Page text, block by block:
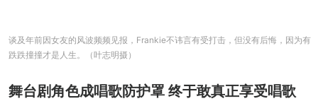
谈及年前因女友的风波频频见报，Frankie不讳言有受打击，但没有后悔，因为有
跌跌撞撞才是人生。（叶志明摄）
舞台剧角色成唱歌防护罩 终于敢真正享受唱歌